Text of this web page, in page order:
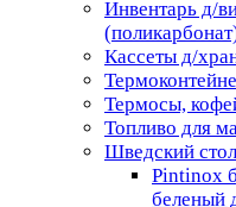
Инвентарь д/
Кассеты д/
Термосы,
Топливо для
Шведский стол
Pintinox
беленый